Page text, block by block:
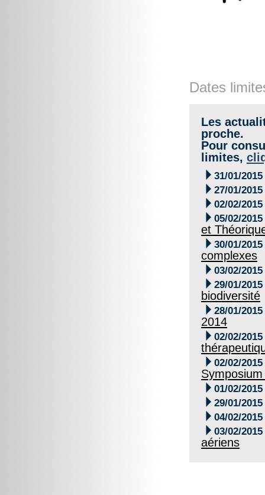
Dates
Les
proche.
Pour
limites,
 31/01/2015
 27/01/2015
 02/02/2015
 05/02/2015
et
 30/01/2015
complexes
 03/02/2015
 29/01/2015
biodiversité
 28/01/2015
2014
 02/02/2015
 02/02/2015
 01/02/2015
 29/01/2015
 04/02/2015
 03/02/2015
aériens